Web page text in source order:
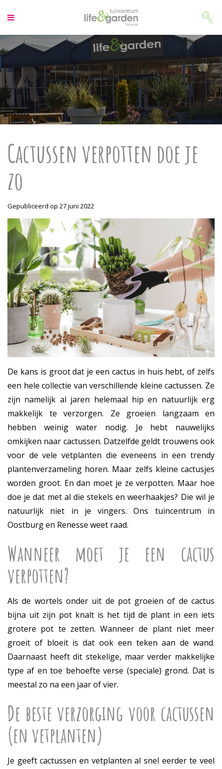
a
a
r
c
n
e
n
Cactussen verpotten doe je
zo
Gepubliceerd op 27 juni 2022
De kans is groot dat je een cactus in huis hebt, of zelfs
een hele collectie van verschillende kleine cactussen. Ze
zijn namelijk al jaren helemaal hip en natuurlijk erg
makkelijk te verzorgen. Ze groeien langzaam en
hebben weinig water nodig. Je hebt nauwelijks
omkijken naar cactussen. Datzelfde geldt trouwens ook
voor de vele vetplanten die eveneens in een trendy
plantenverzameling horen. Maar zelfs kleine cactusjes
worden groot. En dan moet je ze verpotten. Maar hoe
doe je dat met al die stekels en weerhaakjes? Die wil je
natuurlijk niet in je vingers. Ons tuincentrum in
Oostburg en Renesse weet raad.
Wanneer moet je een cactus
verpotten?
Als de wortels onder uit de pot groeien of de cactus
bijna uit zijn pot knalt is het tijd de plant in een iets
grotere pot te zetten. Wanneer de plant niet meer
groeit of bloeit is dat ook een teken aan de wand.
Daarnaast heeft dit stekelige, maar verder makkelijke
type af en toe behoefte verse (speciale) grond. Dat is
meestal zo na een jaar of vier.
De beste verzorging voor cactussen
(en vetplanten)
Je geeft cactussen en vetplanten al snel eerder te veel